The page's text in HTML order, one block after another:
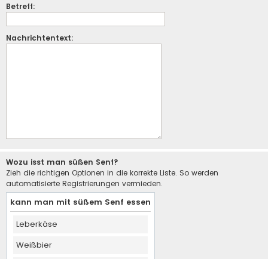
Betreff:
Nachrichtentext:
Wozu isst man süßen Senf?
Zieh die richtigen Optionen in die korrekte Liste. So werden
automatisierte Registrierungen vermieden.
kann man mit süßem Senf essen
Leberkäse
Weißbier